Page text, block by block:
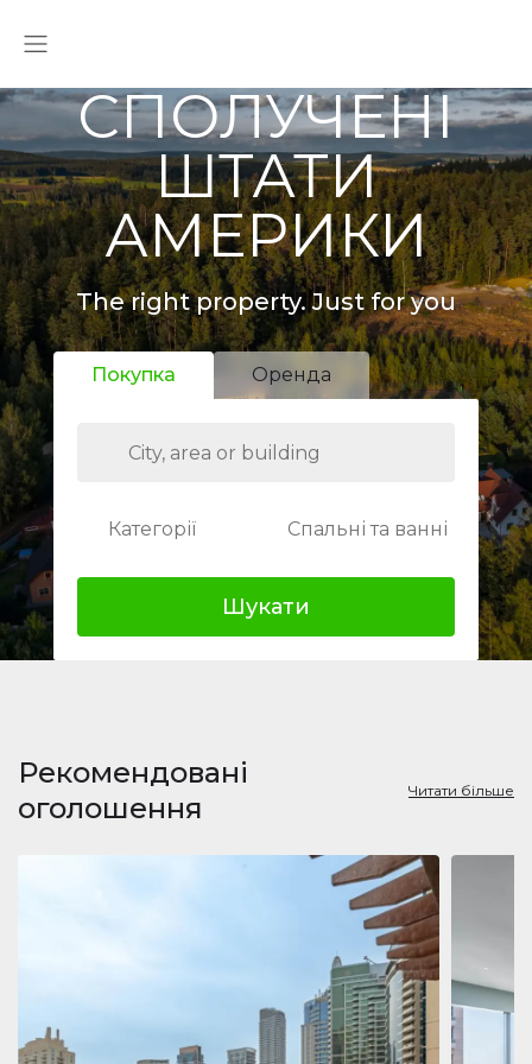
СПОЛУЧЕНІ
ШТАТИ
АМЕРИКИ
The right property. Just for you
Покупка Оренда
Категорії Спальні та ванні
Шукати
Рекомендовані
оголошення
Читати більше